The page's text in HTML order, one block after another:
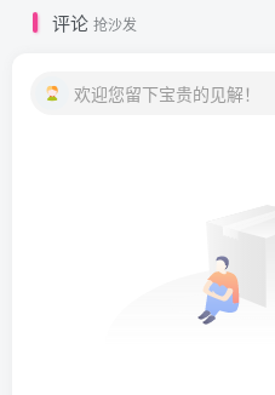
评论 抢沙发
欢迎您留下宝贵的见解！